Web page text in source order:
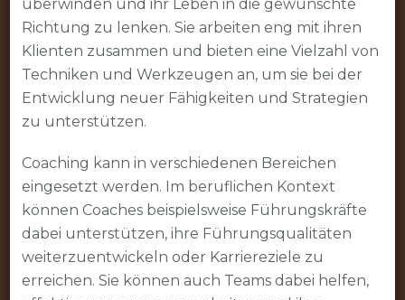
überwinden und ihr Leben in die gewünschte
Richtung zu lenken. Sie arbeiten eng mit ihren
Klienten zusammen und bieten eine Vielzahl von
Techniken und Werkzeugen an, um sie bei der
Entwicklung neuer Fähigkeiten und Strategien
zu unterstützen.
Coaching kann in verschiedenen Bereichen
eingesetzt werden. Im beruflichen Kontext
können Coaches beispielsweise Führungskräfte
dabei unterstützen, ihre Führungsqualitäten
weiterzuentwickeln oder Karriereziele zu
erreichen. Sie können auch Teams dabei helfen,